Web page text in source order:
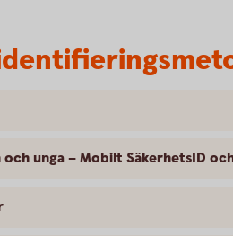
unga – Mobilt SäkerhetsID